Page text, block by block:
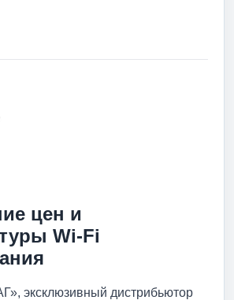
цен и
Wi-Fi
эксклюзивный дистрибьютор